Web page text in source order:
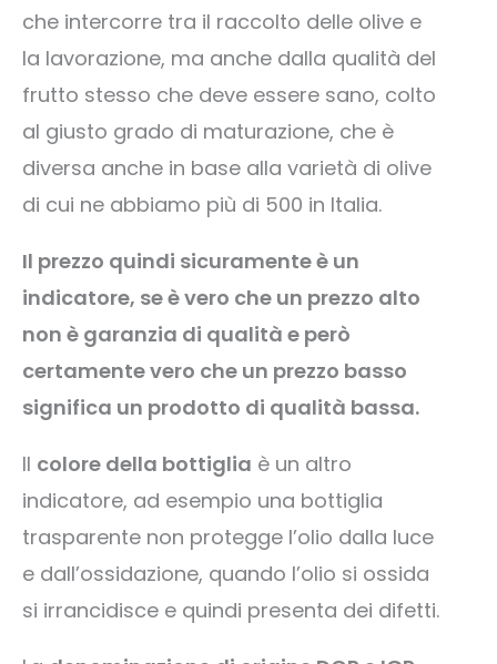
che intercorre tra il raccolto delle olive e
la lavorazione, ma anche dalla qualità del
frutto stesso che deve essere sano, colto
al giusto grado di maturazione, che è
diversa anche in base alla varietà di olive
di cui ne abbiamo più di 500 in Italia.
Il prezzo quindi sicuramente è un
indicatore, se è vero che un prezzo alto
non è garanzia di qualità e però
certamente vero che un prezzo basso
significa un prodotto di qualità bassa.
Il colore della bottiglia è un altro
indicatore, ad esempio una bottiglia
trasparente non protegge l’olio dalla luce
e dall’ossidazione, quando l’olio si ossida
si irrancidisce e quindi presenta dei difetti.